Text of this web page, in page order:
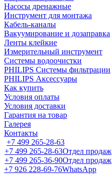
Насосы дренажные
Инструмент для монтажа
Кабель-каналы
Вакуумирование и дозаправка
Ленты клейкие
Измерительный инструмент
Системы водоочистки
PHILIPS Системы фильтрации
PHILIPS Аксессуары
Как купить
Условия оплаты
Условия доставки
Гарантия на товар
Галерея
Контакты
+7 499 265-28-63
+7 499 265-28-63Отдел продаж
+7 499 265-36-90Отдел продаж
+7 926 228-69-76WhatsApp